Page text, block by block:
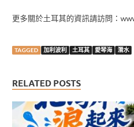
更多關於土耳其的資訊請訪問：
TAGGED 加利波利 土耳其 愛琴海 潛水
RELATED POSTS